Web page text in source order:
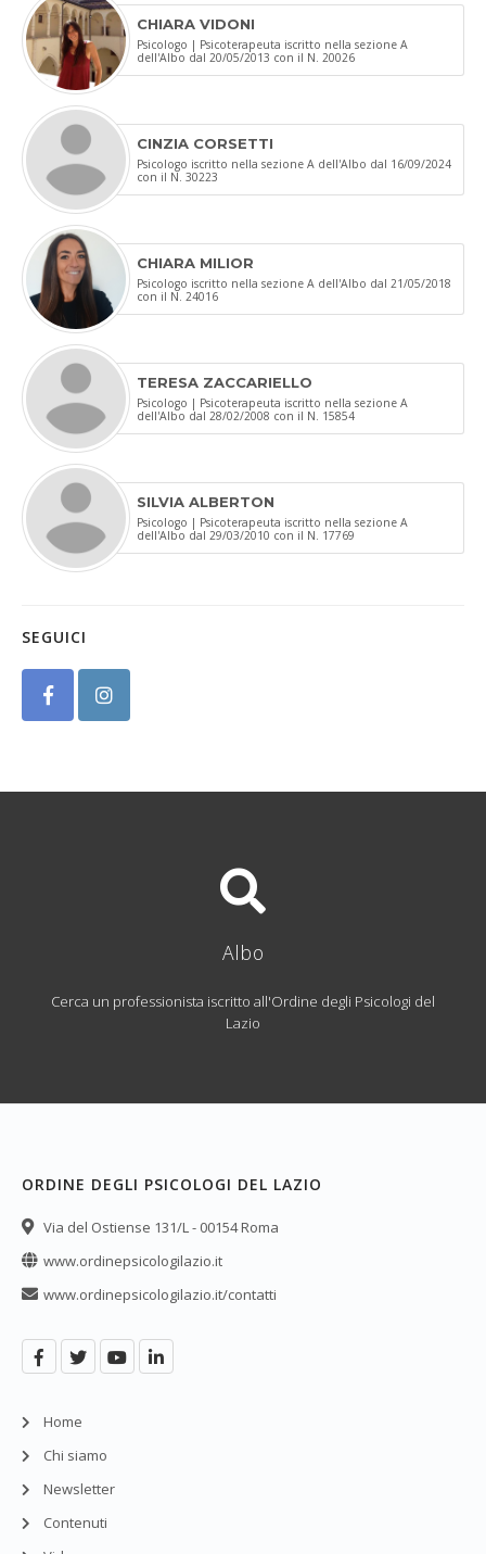
CHIARA VIDONI
Psicologo | Psicoterapeuta iscritto nella sezione A
dell'Albo dal 20/05/2013 con il N. 20026
CINZIA CORSETTI
Psicologo iscritto nella sezione A dell'Albo dal 16/09/2024
con il N. 30223
CHIARA MILIOR
Psicologo iscritto nella sezione A dell'Albo dal 21/05/2018
con il N. 24016
TERESA ZACCARIELLO
Psicologo | Psicoterapeuta iscritto nella sezione A
dell'Albo dal 28/02/2008 con il N. 15854
SILVIA ALBERTON
Psicologo | Psicoterapeuta iscritto nella sezione A
dell'Albo dal 29/03/2010 con il N. 17769
SEGUICI
Albo
Cerca un professionista iscritto all'Ordine degli Psicologi del
Lazio
ORDINE DEGLI PSICOLOGI DEL LAZIO
Via del Ostiense 131/L - 00154 Roma
www.ordinepsicologilazio.it
www.ordinepsicologilazio.it/contatti
Home
Chi siamo
Newsletter
Contenuti